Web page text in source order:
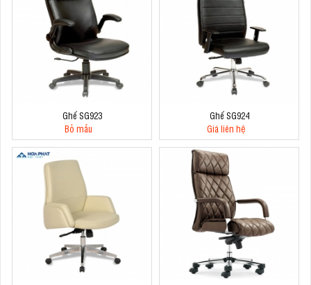
Ghế SG923
Bỏ mẫu
Ghế SG924
Giá liên hệ